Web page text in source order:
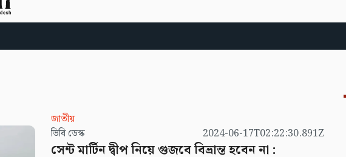
জাতীয়
ভিবি ডেস্ক
2024-06-17T02:22:30.891Z
সেন্ট মার্টিন দ্বীপ নিয়ে গুজবে বিভ্রান্ত হবেন না :